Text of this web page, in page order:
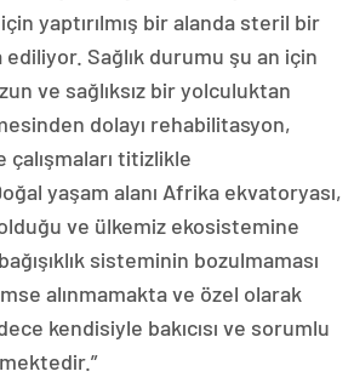
yaptırılmış bir alanda steril bir
Sağlık durumu şu an için
ve sağlıksız bir yolculuktan
dolayı rehabilitasyon,
çalışmaları titizlikle
yaşam alanı Afrika ekvatoryası,
ve ülkemiz ekosistemine
sisteminin bozulmaması
alınmamakta ve özel olarak
kendisiyle bakıcısı ve sorumlu